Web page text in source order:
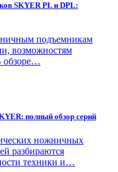
SKYER PL и DPL:
подъемникам
возможностям
обзоре…
полный обзор серий
ножничных
разбираются
техники и…